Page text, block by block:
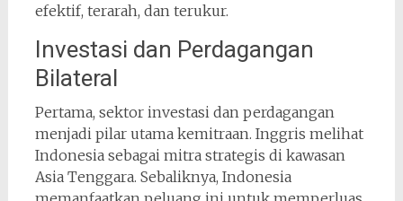
efektif, terarah, dan terukur.
Investasi dan Perdagangan
Bilateral
Pertama, sektor investasi dan perdagangan
menjadi pilar utama kemitraan. Inggris melihat
Indonesia sebagai mitra strategis di kawasan
Asia Tenggara. Sebaliknya, Indonesia